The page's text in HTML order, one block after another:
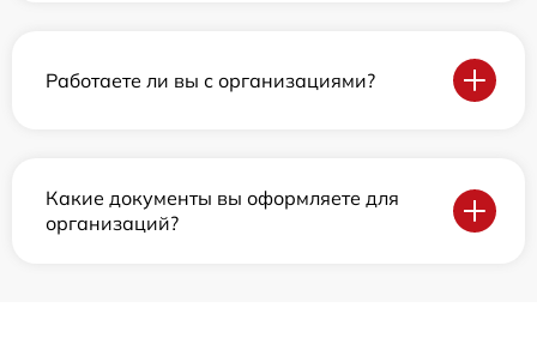
Работаете ли вы с организациями?
Какие документы вы оформляете для
организаций?